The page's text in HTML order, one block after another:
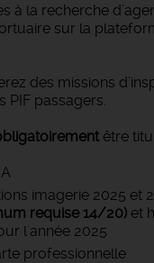
à la recherche
sur la
des missions
PIF passagers.
être
imagerie 2025 et
requise 14/20) et
l'année 2025
professionnelle